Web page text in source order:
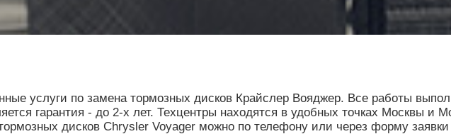
услуги по замена тормозных дисков Крайслер Вояджер. Все работы
гарантия - до 2-х лет. Техцентры находятся в удобных точках Москвы и
дисков Chrysler Voyager можно по телефону или через форму заявки